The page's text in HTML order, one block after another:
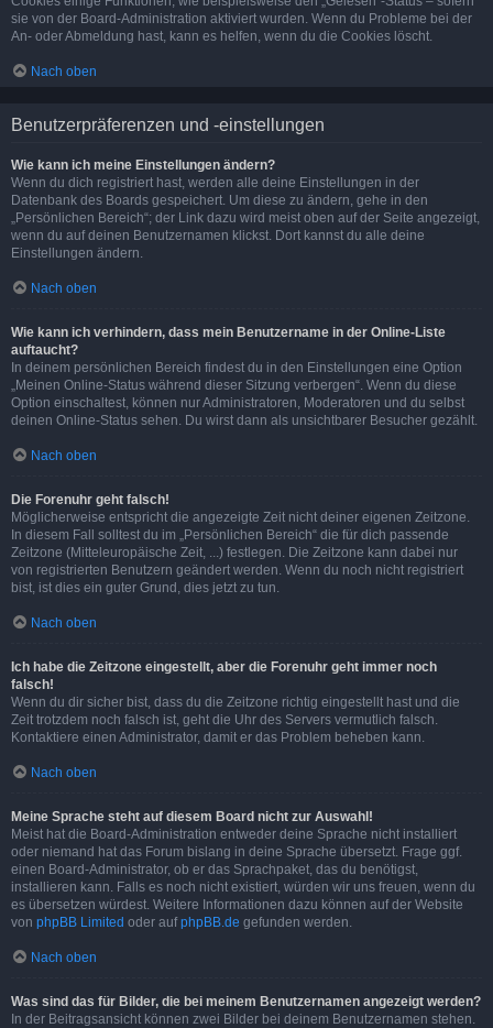
sie von der Board-Administration aktiviert wurden. Wenn du Probleme bei der
An- oder Abmeldung hast, kann es helfen, wenn du die Cookies löscht.
Nach oben
Benutzerpräferenzen und -einstellungen
Wie kann ich meine Einstellungen ändern?
Wenn du dich registriert hast, werden alle deine Einstellungen in der
Datenbank des Boards gespeichert. Um diese zu ändern, gehe in den
„Persönlichen Bereich“; der Link dazu wird meist oben auf der Seite angezeigt,
wenn du auf deinen Benutzernamen klickst. Dort kannst du alle deine
Einstellungen ändern.
Nach oben
Wie kann ich verhindern, dass mein Benutzername in der Online-Liste
auftaucht?
In deinem persönlichen Bereich findest du in den Einstellungen eine Option
„Meinen Online-Status während dieser Sitzung verbergen“. Wenn du diese
Option einschaltest, können nur Administratoren, Moderatoren und du selbst
deinen Online-Status sehen. Du wirst dann als unsichtbarer Besucher gezählt.
Nach oben
Die Forenuhr geht falsch!
Möglicherweise entspricht die angezeigte Zeit nicht deiner eigenen Zeitzone.
In diesem Fall solltest du im „Persönlichen Bereich“ die für dich passende
Zeitzone (Mitteleuropäische Zeit, ...) festlegen. Die Zeitzone kann dabei nur
von registrierten Benutzern geändert werden. Wenn du noch nicht registriert
bist, ist dies ein guter Grund, dies jetzt zu tun.
Nach oben
Ich habe die Zeitzone eingestellt, aber die Forenuhr geht immer noch
falsch!
Wenn du dir sicher bist, dass du die Zeitzone richtig eingestellt hast und die
Zeit trotzdem noch falsch ist, geht die Uhr des Servers vermutlich falsch.
Kontaktiere einen Administrator, damit er das Problem beheben kann.
Nach oben
Meine Sprache steht auf diesem Board nicht zur Auswahl!
Meist hat die Board-Administration entweder deine Sprache nicht installiert
oder niemand hat das Forum bislang in deine Sprache übersetzt. Frage ggf.
einen Board-Administrator, ob er das Sprachpaket, das du benötigst,
installieren kann. Falls es noch nicht existiert, würden wir uns freuen, wenn du
es übersetzen würdest. Weitere Informationen dazu können auf der Website
von phpBB Limited oder aufphpBB.de gefunden werden.
Nach oben
Was sind das für Bilder, die bei meinem Benutzernamen angezeigt werden?
In der Beitragsansicht können zwei Bilder bei deinem Benutzernamen stehen.